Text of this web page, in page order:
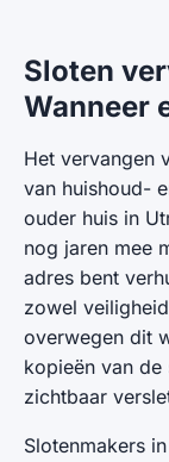
Sloten
Wanneer
Het vervangen
van huishoud-
ouder huis in
nog jaren mee
adres bent
zowel
overwegen dit
kopieën van
zichtbaar
Slotenmakers